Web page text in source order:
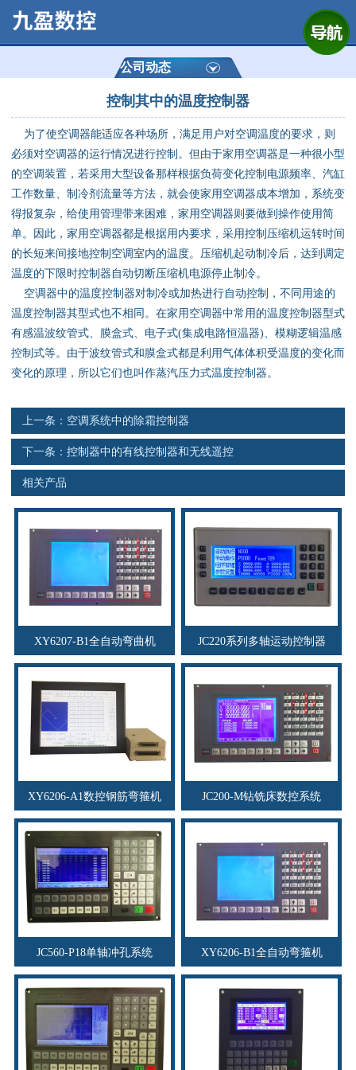
公司简介
产品展示
运动控制器
通用数控系统
定制数控系统
技术资讯
公司动态
资料下载
行业新闻
联系电话
s
公司动态
控制其中的温度控制器
为了使空调器能适应各种场所，满足用户对空调温度的要求，则
必须对空调器的运行情况进行控制。但由于家用空调器是一种很小型
的空调装置，若采用大型设备那样根据负荷变化控制电源频率、汽缸
工作数量、制冷剂流量等方法，就会使家用空调器成本增加，系统变
得报复杂，给使用管理带来困难，家用空调器则要做到操作使用简
单。因此，家用空调器都是根据用内要求，采用控制压缩机运转时间
的长短来间接地控制空调室内的温度。压缩机起动制冷后，达到调定
温度的下限时控制器自动切断压缩机电源停止制冷。
空调器中的温度控制器对制冷或加热进行自动控制，不同用途的
温度控制器其型式也不相同。在家用空调器中常用的温度控制器型式
有感温波纹管式、膜盒式、电子式(集成电路恒温器)、模糊逻辑温感
控制式等。由于波纹管式和膜盒式都是利用气体体积受温度的变化而
变化的原理，所以它们也叫作蒸汽压力式温度控制器。
上一条： 空调系统中的除霜控制器
下一条： 控制器中的有线控制器和无线遥控
相关产品
XY6207-B1全自动弯曲机 JC220系列多轴运动控制器
XY6206-A1数控钢筋弯箍机 JC200-M钻铣床数控系统
JC560-P18单轴冲孔系统 XY6206-B1全自动弯箍机